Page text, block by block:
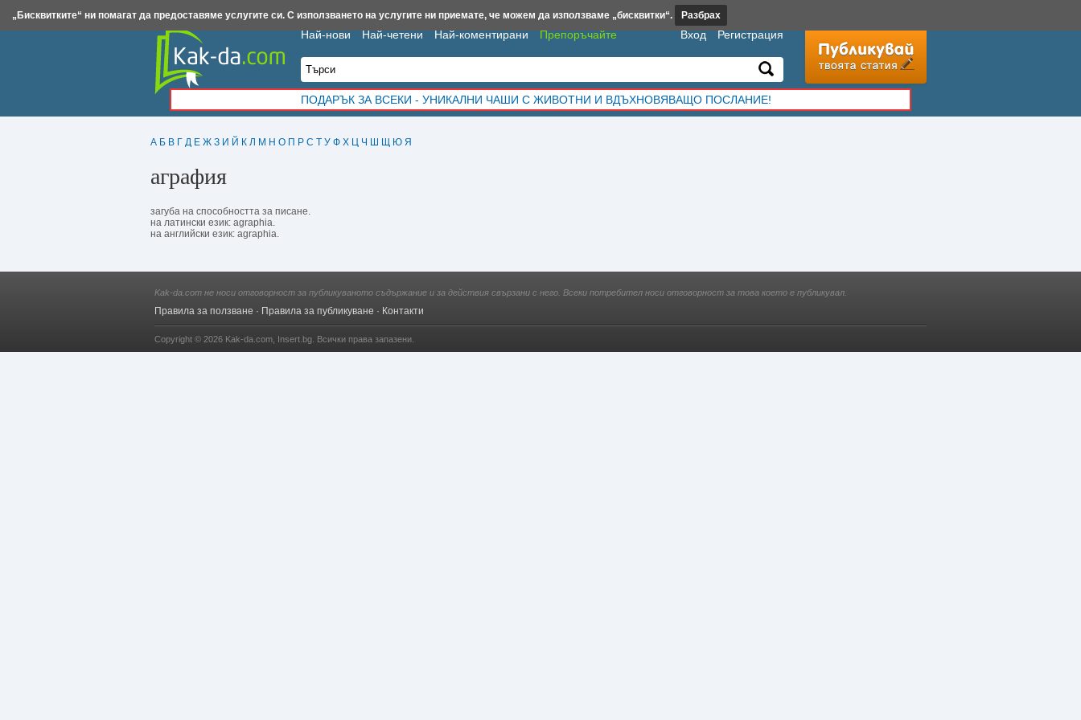
А Б В Г Д Е Ж З И Й К Л М Н О П Р С Т У Ф Х Ц Ч Ш Щ Ю Я
аграфия
загуба на способността за писане.
на латински език: agraphia.
на английски език: agraphia.
Най-нови Най-четени Най-коментирани Препоръчайте Вход Регистрация
ПОДАРЪК ЗА ВСЕКИ - УНИКАЛНИ ЧАШИ С ЖИВОТНИ И ВДЪХНОВЯВАЩО ПОСЛАНИЕ!
Insert.bg Framar.bg Kak-da.com Iztochnik.com BauBau.bg NewAge.bg
Kak-da.com не носи отговорност за публикуваното съдържание и за действия свързани с него. Всеки потребител носи отговорност за това което е публикувал.
Правила за ползване · Правила за публикуване · Контакти
Copyright © 2026 Kak-da.com Insert.bg . Всички права запазени.
„Бисквитките“ ни помагат да предоставяме услугите си. С използването на услугите ни приемате, че можем да използваме „бисквитки“. Разбрах